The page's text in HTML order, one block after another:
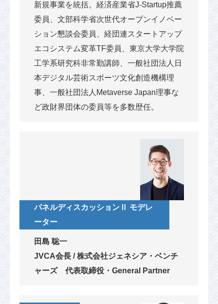
新規事業を統括。経済産業省J-Startup推薦
委員、文部科学省次世代オープンイノベー
ション懇談会委員、経団連スタートアップ
エコシステム変革TF委員、東京大学大学院
工学系研究科非常勤講師、一般社団法人日
本デジタル芸術スポーツ文化創造機構理
事、一般社団法人Metaverse Japan理事な
ど政財界団体の委員等を多数歴任。
パネルディスカッションⅡ モデレ
ーター
田島 聡一
JVCA会長 / 株式会社ジェネシア・ベンチ
ャーズ 代表取締役・General Partner